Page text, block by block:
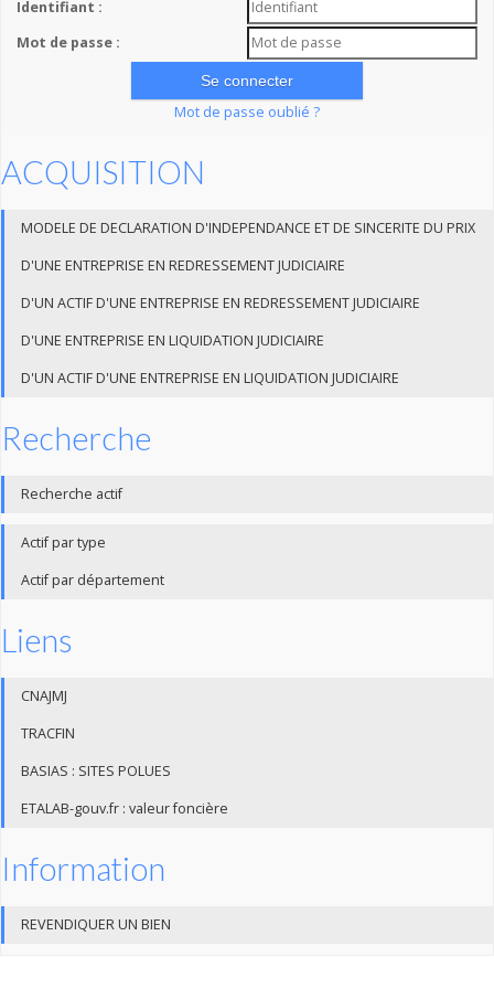
Identifiant :
Mot de passe :
Mot de passe oublié ?
ACQUISITION
MODELE DE DECLARATION D'INDEPENDANCE ET DE SINCERITE DU PRIX
D'UNE ENTREPRISE EN REDRESSEMENT JUDICIAIRE
D'UN ACTIF D'UNE ENTREPRISE EN REDRESSEMENT JUDICIAIRE
D'UNE ENTREPRISE EN LIQUIDATION JUDICIAIRE
D'UN ACTIF D'UNE ENTREPRISE EN LIQUIDATION JUDICIAIRE
Recherche
Recherche actif
Actif par type
Actif par département
Liens
CNAJMJ
TRACFIN
BASIAS : SITES POLUES
ETALAB-gouv.fr : valeur foncière
Information
REVENDIQUER UN BIEN